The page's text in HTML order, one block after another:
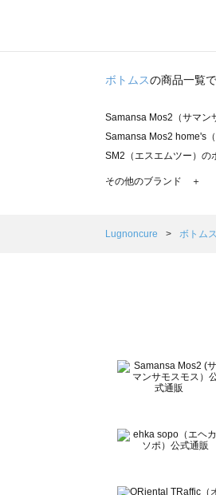
ボトムスの商品一覧で
Samansa Mos2（サマン
Samansa Mos2 home's
SM2（エスエムツー）の
TSUHARU by Samansa
Samansa Mos2 Lagom
BETTY'S BLUE（べテ
Wpc.（ワールドパーティ
その他のブランド ＋
Lugnoncure ボトムス